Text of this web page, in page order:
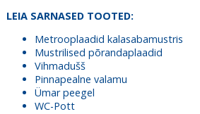
LEIA SARNASED TOOTED:
Metrooplaadid kalasabamustris
Mustrilised põrandaplaadid
Vihmadušš
Pinnapealne valamu
Ümar peegel
WC-Pott